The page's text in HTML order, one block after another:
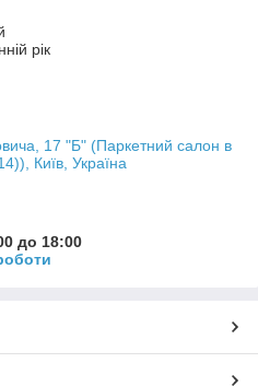
рік
17 "Б" (Паркетний салон в
Київ, Україна
до 18:00